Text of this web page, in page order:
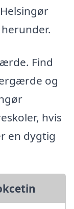
Find
og
hvis
en dygtig